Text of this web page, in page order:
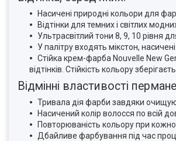
Насичені природні кольори для
Відтінки для темних і світлих
Ультрасвітлий тони 8, 9, 10 рівня
У палітру входять мікстон,
Стійка крем-фарба Nouvelle New
відтінків. Стійкість кольору
Відмінні властивості
Тривала дія фарби завдяки
Насичений колір волосся по всій
Повторюваність кольору при
Дбайливе фарбування під час